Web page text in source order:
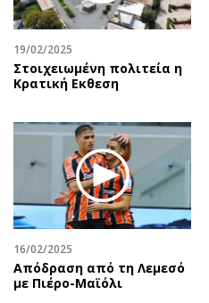
Επιχειρήσεις
Αγορές
Money Review
AstroBank Properties
Ενέργεια
Ναυτιλία
Περιβάλλον
Ελλάδα
Κόσμος
Παράξενα
Πολιτισμός
19/02/2025
Στοιχειωμένη πολιτεία η
Κρατική Eκθεση
16/02/2025
Απόδραση από τη Λεμεσό
με Πιέρο-Μαϊόλι